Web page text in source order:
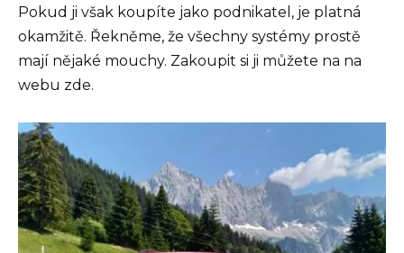
Pokud ji však koupíte jako podnikatel, je platná
okamžitě. Řekněme, že všechny systémy prostě
mají nějaké mouchy. Zakoupit si ji můžete na na
webu zde.